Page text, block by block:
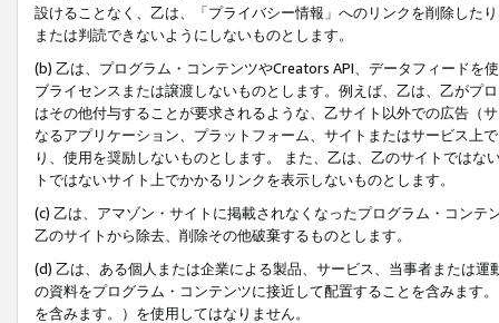
設けることなく、乙は、「プライバシー情報」へのリンクを削除した
または判読できないようにしないものとします。
(b) 乙は、プログラム・コンテンツやCreators API、データフィード
ブライセンスまたは譲渡しないものとします。例えば、乙は、乙がプ
はその他付与することが要求されるような、乙サイト以外での広告（
なるアプリケーション、プラットフォーム、サイトまたはサービス上
り、使用を奨励しないものとします。 また、乙は、乙のサイトでは
トではないサイト上でかかるリンクを表示しないものとします。
(c) 乙は、アマゾン・サイトに掲載されなくなったプログラム・コン
乙のサイトから除去、削除その他破棄するものとします。
(d) 乙は、ある個人または企業による製品、サービス、当事者または
の資料をプログラム・コンテンツに接近して配置することを含みます
を含みます。）を使用してはなりません。